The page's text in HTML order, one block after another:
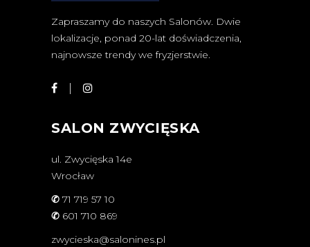
Zapraszamy do naszych Salonów. Dwie
lokalizacje, ponad 20-lat doświadczenia,
najnowsze trendy we fryzjerstwie.
SALON ZWYCIĘSKA
ul. Zwycięska 14e
Wrocław
✆ 71 719 57 10
✆ 601 710 869
zwycieska@salonines.pl